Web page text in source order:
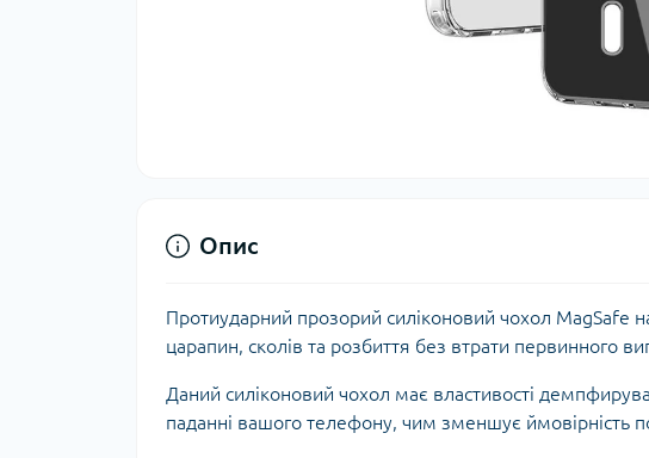
Опис
Протиударний прозорий силіконовий чохол MagSafe
царапин, сколів та розбиття без втрати первинного
Даний силіконовий чохол має властивості
паданні вашого телефону, чим зменшує ймовірність